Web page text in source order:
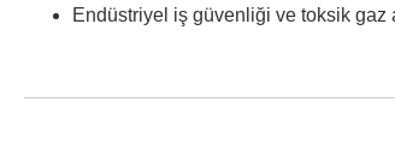
Endüstriyel iş güvenliği ve toksik gaz